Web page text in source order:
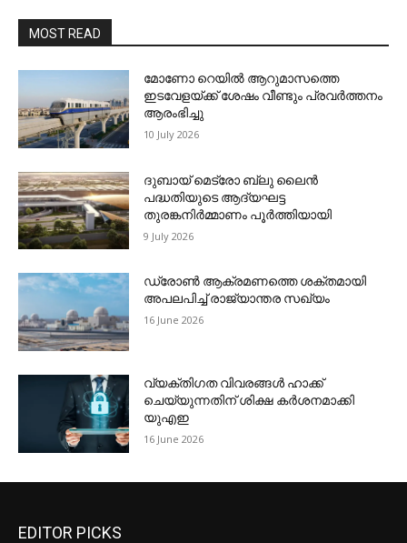
MOST READ
മോണോ റെയില്‍ ആറുമാസത്തെ
ഇടവേളയ്ക്ക് ശേഷം വീണ്ടും പ്രവര്‍ത്തനം
ആരംഭിച്ചു
10 July 2026
ദുബായ് മെട്രോ ബ്ലു ലൈന്‍
പദ്ധതിയുടെ ആദ്യഘട്ട
തുരങ്കനിര്‍മ്മാണം പൂര്‍ത്തിയായി
9 July 2026
ഡ്രോണ്‍ ആക്രമണത്തെ ശക്തമായി
അപലപിച്ച് രാജ്യാന്തര സഖ്യം
16 June 2026
വ്യക്തിഗത വിവരങ്ങള്‍ ഹാക്ക്
ചെയ്യുന്നതിന് ശിക്ഷ കര്‍ശനമാക്കി
യുഎഇ
16 June 2026
EDITOR PICKS